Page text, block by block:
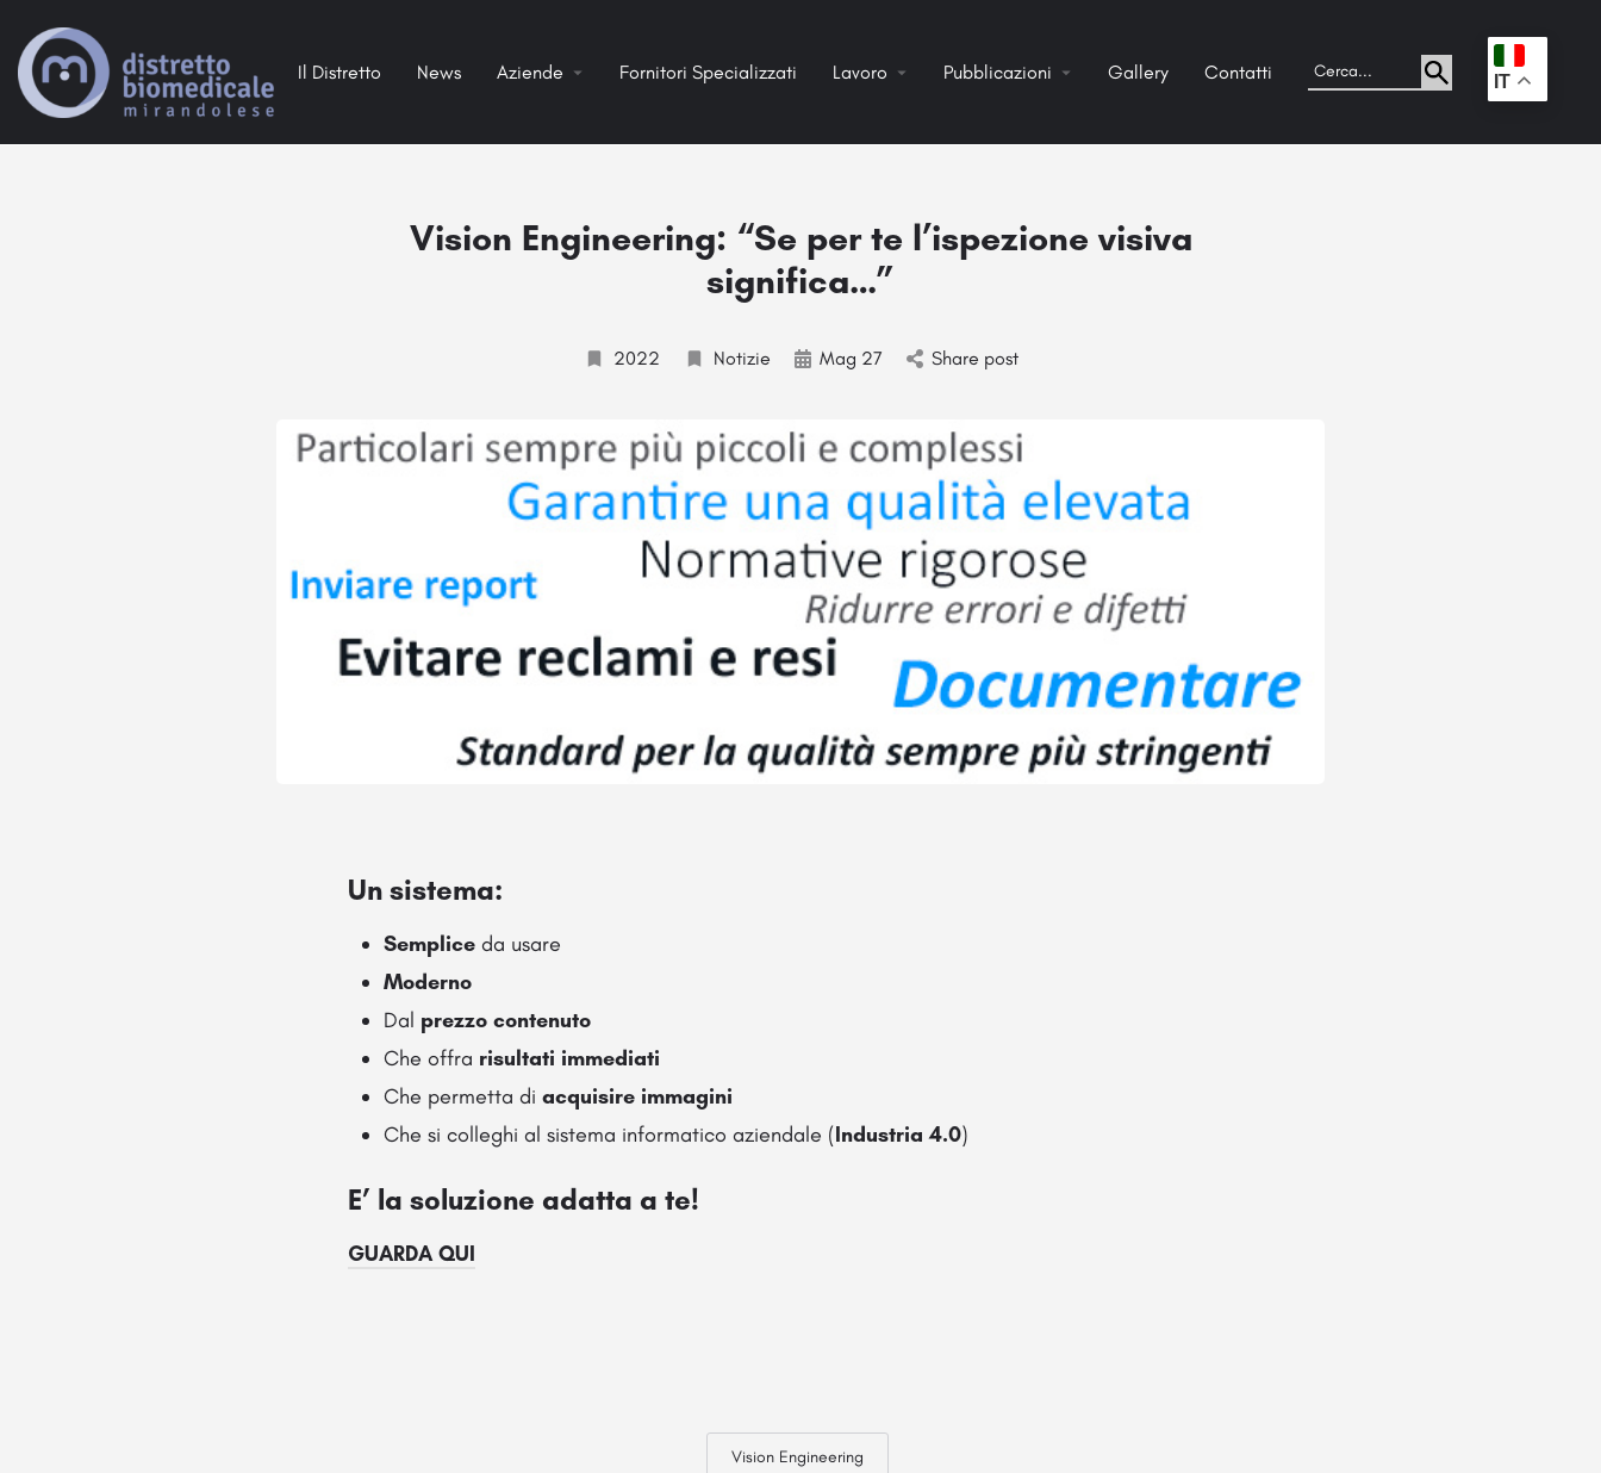
Il Distretto News Aziende Fornitori Specializzati Lavoro Pubblicazioni Gallery Contatti . IT
Vision Engineering: “Se per te l’ispezione visiva
significa…”
2022 Notizie Mag 27 Share post
Un sistema:
Semplice da usare
Moderno
Dal prezzo contenuto
Che offra risultati immediati
Che permetta di acquisire immagini
Che si colleghi al sistema informatico aziendale (Industria 4.0)
E’ la soluzione adatta a te!
GUARDA QUI
Vision Engineering